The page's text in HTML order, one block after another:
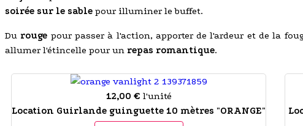
soirée sur le sable pour illuminer le buffet.
Du rouge pour passer à l'action, apporter de l'ardeur et de la
allumer l'étincelle pour un repas romantique.
12,00 € l'unité
Location Guirlande guinguette 10 mètres "ORANGE"